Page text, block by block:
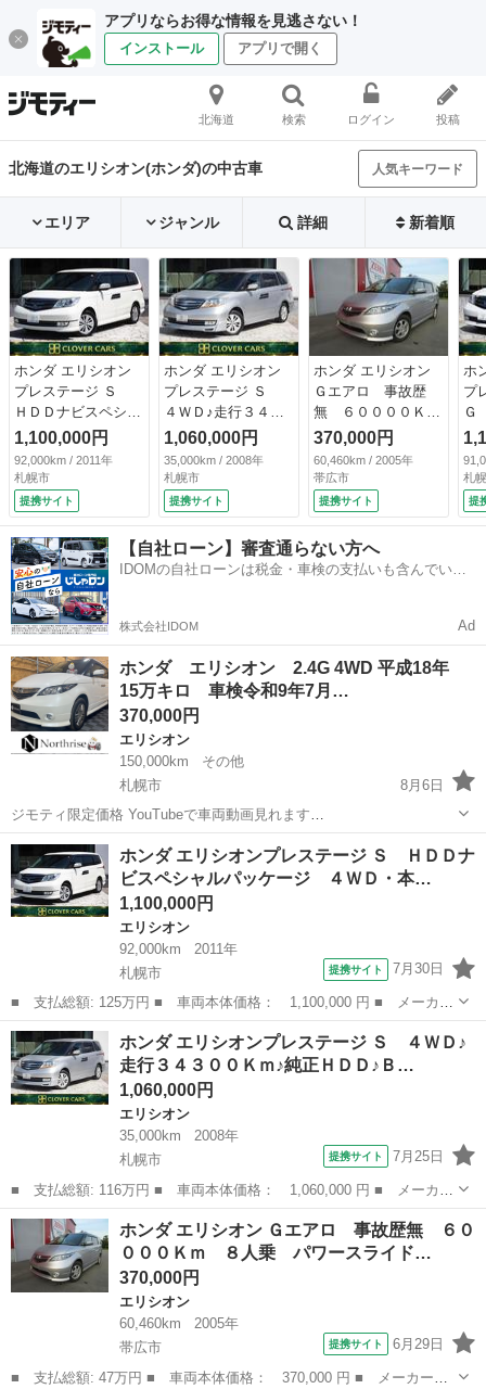
アプリならお得な情報を見逃さない！
インストール アプリで開く
北海道 検索 ログイン 投稿
北海道のエリシオン(ホンダ)の中古車 人気キーワード
エリア ジャンル 詳細 新着順
ホンダ エリシオン
プレステージ Ｓ
ＨＤＤナビスペシャ
ルパッケージ ４Ｗ
Ｄ・本州車両・禁煙
車・黒本革・電動シ
ートヒーター付・純
正ナビ・後席モニタ
ー・フルセグ・バッ
クカメラ・両側パワ
スラ・ＥＴＣ・ＨＩ
Ｄ・キーレス・新品
夏タイヤ・ＳＵＮＴ
ＲＥＸヒッチメンバ
ー・１年保証付
（車検整備付）
1,100,000円
92,000km / 2011年
札幌市
提携サイト
ホンダ エリシオン
プレステージ Ｓ
４ＷＤ♪走行３４３
００Ｋｍ♪純正ＨＤ
Ｄ♪Ｂカメラ♪Ｆエア
ロ♪ＥＴＣ♪両側パワ
スラ♪エンスタ♪夏冬
タイヤＡＷ付♪Ｄ整
備記録簿７枚有♪
（検9.10）
1,060,000円
35,000km / 2008年
札幌市
提携サイト
ホンダ エリシオン
Ｇエアロ 事故歴
無 ６００００Ｋ
ｍ ８人乗 パワー
スライドドア ナ
ビ バックカメラ
１オーナー ＥＴ
Ｃ 車検（２年）付
（なし）
370,000円
60,460km / 2005年
帯広市
提携サイト
ホ
プ
Ｇ
終
本
ー
グ
ワ
ト
札
提
【自社ローン】審査通らない方へ
IDOMの自社ローンは税金・車検の支払いも含んでいる
株式会社IDOM Ad
ホンダ エリシオン 2.4G 4WD 平成18年
15万キロ 車検令和9年7月…
370,000円
エリシオン
150,000km
その他
札幌市
8月6日
ジモティ限定価格 YouTubeで車両動画見れます
https://youtu.be/5NuXV0m4N-4?si=2YOkln0NzxLyXsff カーセンサーで
車両情報見れます https://www.carsens...
北海道 札幌市 エリシオン
ホンダ エリシオンプレステージ Ｓ ＨＤＤナ
ビスペシャルパッケージ ４ＷＤ・本…
1,100,000円
エリシオン
92,000km
2011年
札幌市
提携サイト 7月30日
■ 支払総額: 125万円 ■ 車両本体価格： 1,100,000 円 ■ メーカー
名： ホンダ ■ 車種名： エリシオンプレステージ ■ グレード
名： Ｓ ＨＤＤナビスペシャルパッケージ ４ＷＤ・本州車両・禁
煙車・黒本革...
北海道 札幌市 エリシオン
ホンダ エリシオンプレステージ Ｓ ４ＷＤ♪
走行３４３００Ｋｍ♪純正ＨＤＤ♪Ｂ…
1,060,000円
エリシオン
35,000km
2008年
札幌市
提携サイト 7月25日
■ 支払総額: 116万円 ■ 車両本体価格： 1,060,000 円 ■ メーカー
名： ホンダ ■ 車種名： エリシオンプレステージ ■ グレード
名： Ｓ ４ＷＤ♪走行３４３００Ｋｍ♪純正ＨＤＤ♪Ｂカメラ♪Ｆエア
ロ♪ＥＴ...
北海道 札幌市 エリシオン
ホンダ エリシオン Ｇエアロ 事故歴無 ６０
０００Ｋｍ ８人乗 パワースライド…
370,000円
エリシオン
60,460km
2005年
帯広市
提携サイト 6月29日
■ 支払総額: 47万円 ■ 車両本体価格： 370,000 円 ■ メーカー